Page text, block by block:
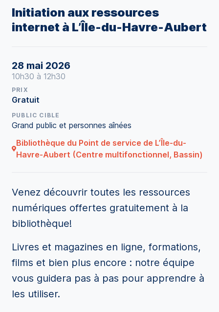
Initiation aux ressources
internet à L’Île-du-Havre-Aubert
28 mai 2026
10h30 à 12h30
PRIX
Gratuit
PUBLIC CIBLE
Grand public et personnes aînées
Bibliothèque du Point de service de L’Île-du-
Havre-Aubert (Centre multifonctionnel, Bassin)
Venez découvrir toutes les ressources
numériques offertes gratuitement à la
bibliothèque!
Livres et magazines en ligne, formations,
films et bien plus encore : notre équipe
vous guidera pas à pas pour apprendre à
les utiliser.